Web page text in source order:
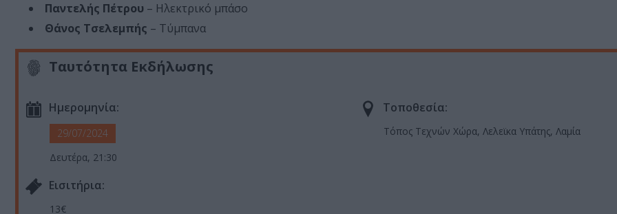
Παντελής Πέτρου – Ηλεκτρικό μπάσο
Θάνος Τσελεμπής – Τύμπανα
Ταυτότητα Εκδήλωσης
Ημερομηνία:
29/07/2024
Δευτέρα, 21:30
Τοποθεσία:
Τόπος Τεχνών Χώρα, Λελεϊκα Υπάτης, Λαμία
Eισιτήρια:
13€